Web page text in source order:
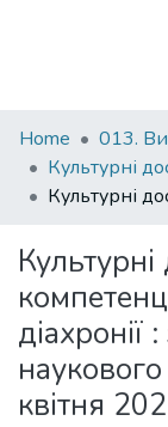
Communities
&
Collections
Statistics
Home 013.
діахронії
квітня